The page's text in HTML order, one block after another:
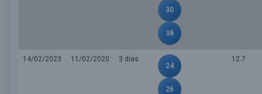
30
38
14/02/2023 11/02/2020
3 dias
24
26
12.7